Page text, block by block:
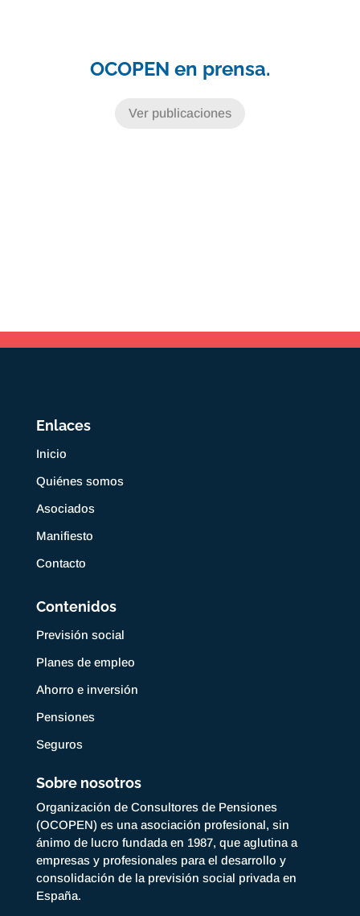
OCOPEN en prensa.
Ver publicaciones
Enlaces
Inicio
Quiénes somos
Asociados
Manifiesto
Contacto
Contenidos
Previsión social
Planes de empleo
Ahorro e inversión
Pensiones
Seguros
Sobre nosotros
Organización de Consultores de Pensiones
(OCOPEN) es una asociación profesional, sin
ánimo de lucro fundada en 1987, que aglutina a
empresas y profesionales para el desarrollo y
consolidación de la previsión social privada en
España.